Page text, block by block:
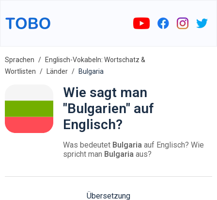
Sprachen
Englisch-Vokabeln: Wortschatz &
Wortlisten
Länder Bulgaria
Wie sagt man
"Bulgarien" auf
Englisch?
Was bedeutet Bulgaria auf Englisch? Wie
spricht man Bulgaria aus?
Übersetzung